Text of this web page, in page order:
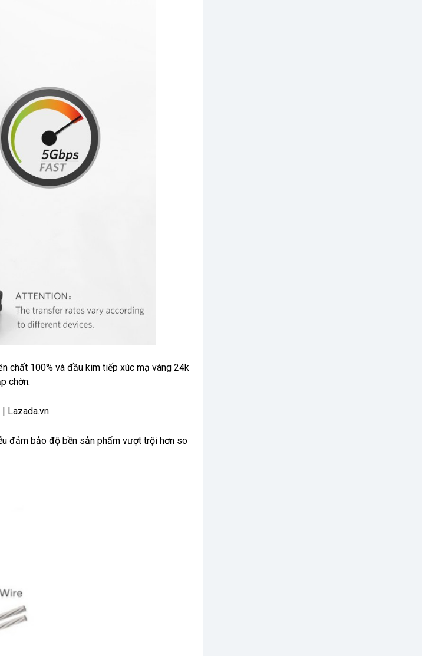
chất 100% và đầu kim tiếp xúc mạ vàng 24k
chờn.
đảm bảo độ bền sản phẩm vượt trội hơn so